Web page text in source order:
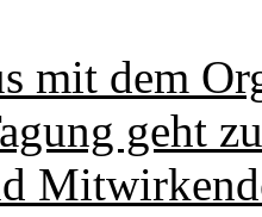
mit dem
geht